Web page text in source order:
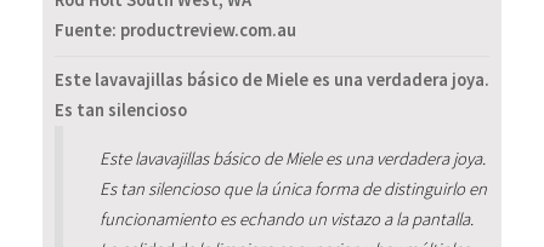
Fuente: productreview.com.au
Este lavavajillas básico de Miele es una verdadera joya.
Es tan silencioso
Este lavavajillas básico de Miele es una verdadera joya.
Es tan silencioso que la única forma de distinguirlo en
funcionamiento es echando un vistazo a la pantalla.